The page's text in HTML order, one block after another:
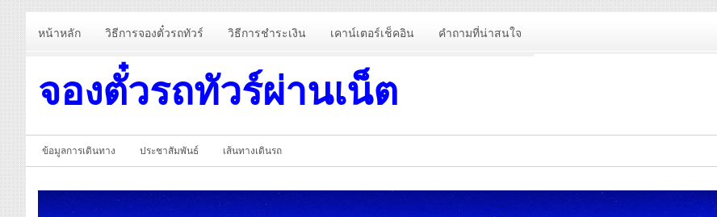
หน้าหลัก วิธีการจองตั๋วรถทัวร์ วิธีการชำระเงิน เคาน์เตอร์เช็คอิน คำถามที่น่าสนใจ
จองตั๋วรถทัวร์ผ่านเน็ต
ข้อมูลการเดินทาง ประชาสัมพันธ์ เส้นทางเดินรถ